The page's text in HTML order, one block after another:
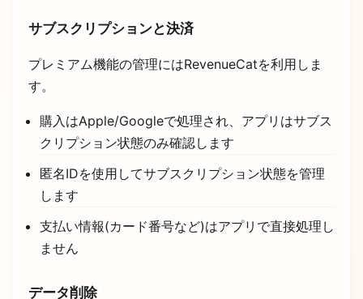
サブスクリプションと決済
プレミアム機能の管理にはRevenueCatを利用しま
す。
購入はApple/Googleで処理され、アプリはサブス
クリプション状態のみ確認します
匿名IDを使用してサブスクリプション状態を管理
します
支払い情報(カード番号など)はアプリで直接処理し
ません
データ削除